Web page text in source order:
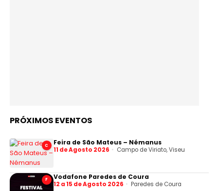
PRÓXIMOS EVENTOS
C Feira de São Mateus – Némanus
11 de Agosto 2026 Campo de Viriato, Viseu
F Vodafone Paredes de Coura
12 a 15 de Agosto 2026 Paredes de Coura